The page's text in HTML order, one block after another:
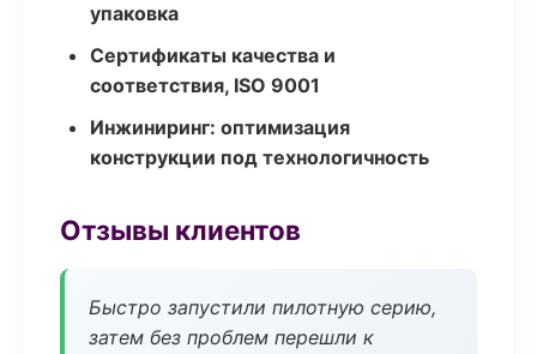
упаковка
Сертификаты качества и
соответствия, ISO 9001
Инжиниринг: оптимизация
конструкции под технологичность
Отзывы клиентов
Быстро запустили пилотную серию,
затем без проблем перешли к